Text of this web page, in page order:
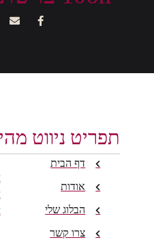
תפריט ניווט מהיר
דף הבית
אודות
הבלוג שלי
צרו קשר